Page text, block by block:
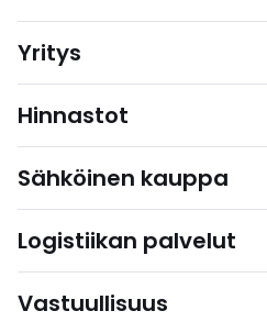
Yritys
Hinnastot
Sähköinen kauppa
Logistiikan palvelut
Vastuullisuus